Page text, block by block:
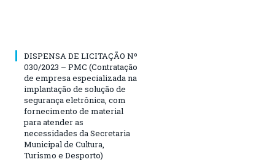
DISPENSA DE LICITAÇÃO Nº
030/2023 – PMC (Contratação
de empresa especializada na
implantação de solução de
segurança eletrônica, com
fornecimento de material
para atender as
necessidades da Secretaria
Municipal de Cultura,
Turismo e Desporto)